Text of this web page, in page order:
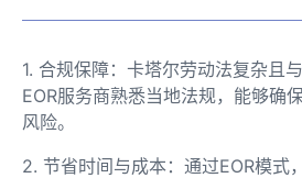
1. 合规保障：卡塔尔劳动法复杂且
EOR服务商熟悉当地法规，能够确
风险。
2. 节省时间与成本：通过EOR模式